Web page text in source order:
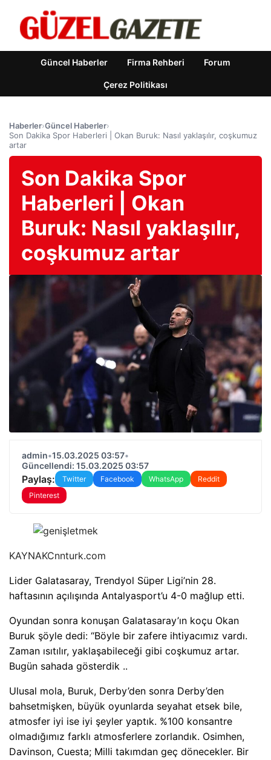
Güncel Haberler Firma Rehberi Forum
Çerez Politikası
Haberler›Güncel Haberler›
Son Dakika Spor Haberleri | Okan Buruk: Nasıl yaklaşılır, coşkumuz
artar
Son Dakika Spor
Haberleri | Okan
Buruk: Nasıl yaklaşılır,
coşkumuz artar
admin•15.03.2025 03:57•
Güncellendi: 15.03.2025 03:57
Paylaş: Twitter Facebook WhatsApp
Reddit
Pinterest
KAYNAKCnnturk.com
Lider Galatasaray, Trendyol Süper Ligi’nin 28.
haftasının açılışında Antalyasport’u 4-0 mağlup etti.
Oyundan sonra konuşan Galatasaray’ın koçu Okan
Buruk şöyle dedi: “Böyle bir zafere ihtiyacımız vardı.
Zaman ısıtılır, yaklaşabileceği gibi coşkumuz artar.
Bugün sahada gösterdik ..
Ulusal mola, Buruk, Derby’den sonra Derby’den
bahsetmişken, büyük oyunlarda seyahat etsek bile,
atmosfer iyi ise iyi şeyler yaptık. %100 konsantre
olmadığımız farklı atmosferlere zorlandık. Osimhen,
Davinson, Cuesta; Milli takımdan geç dönecekler. Bir